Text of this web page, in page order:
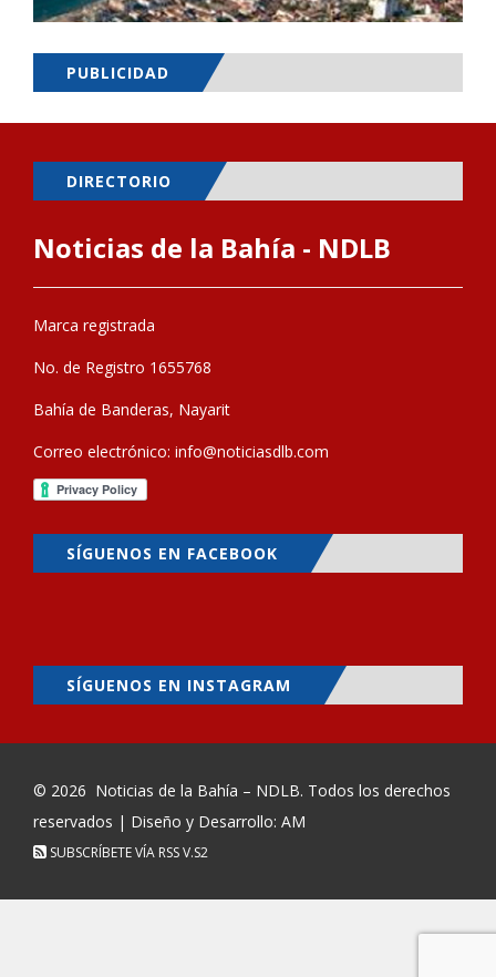
PUBLICIDAD
DIRECTORIO
Noticias de la Bahía - NDLB
Marca registrada
No. de Registro 1655768
Bahía de Banderas, Nayarit
Correo electrónico: info@noticiasdlb.com
SÍGUENOS EN FACEBOOK
SÍGUENOS EN INSTAGRAM
© 2026 Noticias de la Bahía – NDLB. Todos los derechos
reservados | Diseño y Desarrollo: AM
SUBSCRÍBETE VÍA RSSV.S2